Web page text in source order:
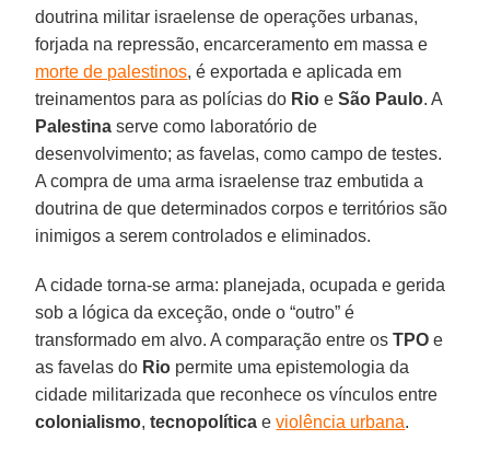
doutrina militar israelense de operações urbanas,
forjada na repressão, encarceramento em massa e
morte de palestinos, é exportada e aplicada em
treinamentos para as polícias do Rio eSão Paulo. A
Palestina serve como laboratório de
desenvolvimento; as favelas, como campo de testes.
A compra de uma arma israelense traz embutida a
doutrina de que determinados corpos e territórios são
inimigos a serem controlados e eliminados.
A cidade torna-se arma: planejada, ocupada e gerida
sob a lógica da exceção, onde o “outro” é
transformado em alvo. A comparação entre osTPO e
as favelas do Rio permite uma epistemologia da
cidade militarizada que reconhece os vínculos entre
colonialismo,tecnopolítica eviolência urbana.